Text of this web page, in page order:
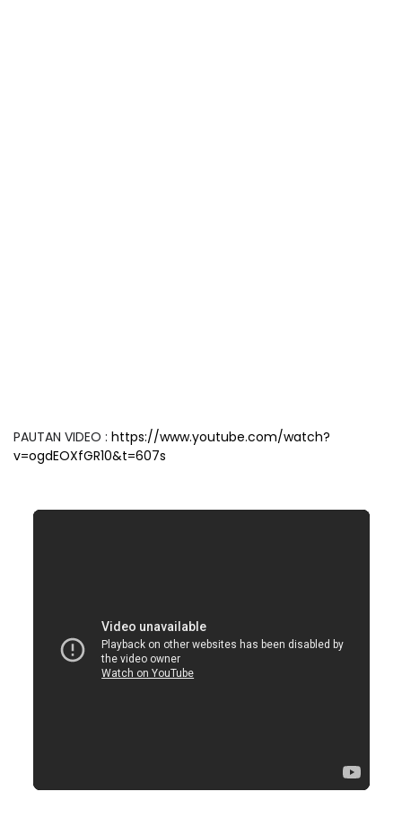
PAUTAN VIDEO : https://www.youtube.com/watch?
v=ogdEOXfGR10&t=607s